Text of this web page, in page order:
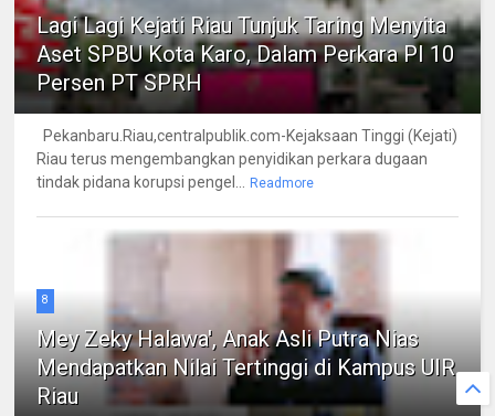
Lagi Lagi Kejati Riau Tunjuk Taring Menyita
Aset SPBU Kota Karo, Dalam Perkara PI 10
Persen PT SPRH
Pekanbaru.Riau,centralpublik.com-Kejaksaan Tinggi (Kejati)
Riau terus mengembangkan penyidikan perkara dugaan
tindak pidana korupsi pengel... Readmore
8
Mey Zeky Halawa', Anak Asli Putra Nias
Mendapatkan Nilai Tertinggi di Kampus UIR
Riau